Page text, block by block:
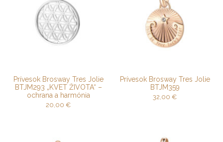
Prívesok Brosway Tres Jolie
BTJM293 „KVET ŽIVOTA“ –
ochrana a harmónia
20,00 €
Prívesok Brosway Tres Jolie
BTJM359
32,00 €